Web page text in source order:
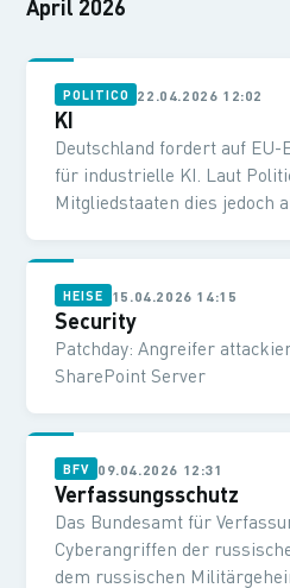
April 2026
POLITICO 22.04.2026 12:02
KI
Deutschland fordert auf EU-
für industrielle KI. Laut
Mitgliedstaaten dies jedoch
HEISE 15.04.2026 14:15
Security
Patchday: Angreifer
SharePoint Server
BFV 09.04.2026 12:31
Verfassungsschutz
Das Bundesamt für
Cyberangriffen der
dem russischen